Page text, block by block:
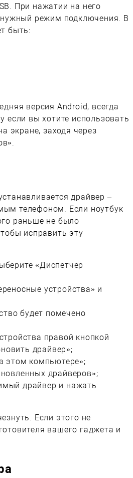
При нажатии на него
режим подключения. В
быть:
версия Android, всегда
если вы хотите использовать
экране, заходя через
драйвер –
телефоном. Если ноутбук
раньше не было
исправить эту
«Диспетчер
устройства» и
будет помечено
правой кнопкой
драйвер»;
этом компьютере»;
драйверов»;
драйвер и нажать
Если этого не
вашего гаджета и